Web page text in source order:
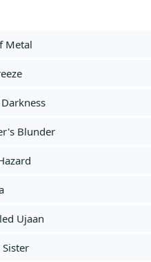
Metal
Blunder
Ujaan
Sister